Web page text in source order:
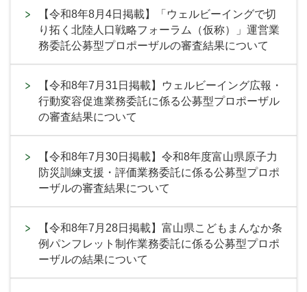
【令和8年8月4日掲載】「ウェルビーイングで切
り拓く北陸人口戦略フォーラム（仮称）」運営業
務委託公募型プロポーザルの審査結果について
【令和8年7月31日掲載】ウェルビーイング広報・
行動変容促進業務委託に係る公募型プロポーザル
の審査結果について
【令和8年7月30日掲載】令和8年度富山県原子力
防災訓練支援・評価業務委託に係る公募型プロポ
ーザルの審査結果について
【令和8年7月28日掲載】富山県こどもまんなか条
例パンフレット制作業務委託に係る公募型プロポ
ーザルの結果について